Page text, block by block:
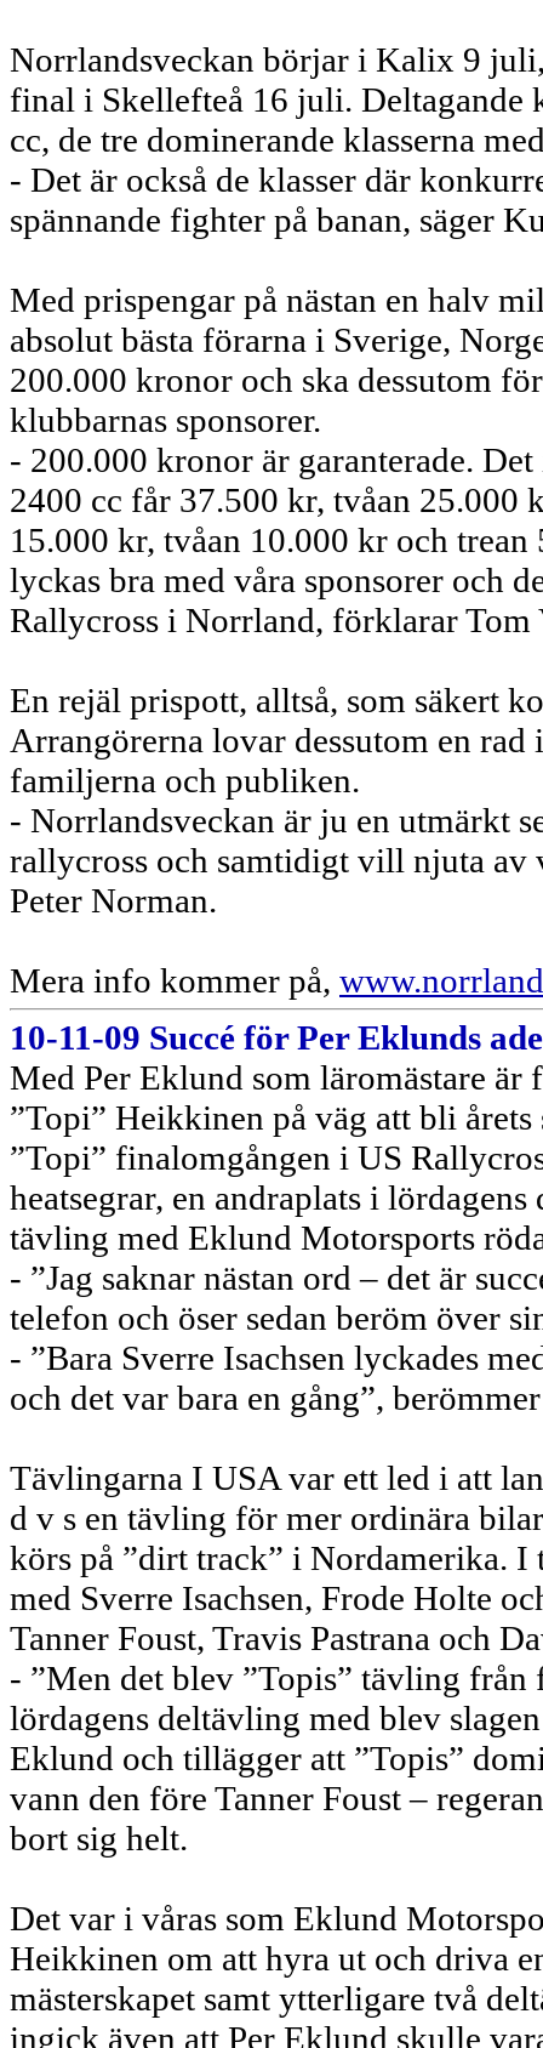
Norrlandsveckan börjar i Kalix 9
final i Skellefteå 16 juli. Deltagande
cc, de tre dominerande klasserna
- Det är också de klasser där
spännande fighter på banan, säger
Med prispengar på nästan en halv
absolut bästa förarna i Sverige,
200.000 kronor och ska dessutom
klubbarnas sponsorer.
- 200.000 kronor är garanterade.
2400 cc får 37.500 kr, tvåan 25.000
15.000 kr, tvåan 10.000 kr och
lyckas bra med våra sponsorer och
Rallycross i Norrland, förklarar Tom
En rejäl prispott, alltså, som säkert
Arrangörerna lovar dessutom en
familjerna och publiken.
- Norrlandsveckan är ju en utmärkt
rallycross och samtidigt vill njuta av
Peter Norman.
Mera info kommer på,
10-11-09 Succé för Per Eklunds
Med Per Eklund som läromästare
”Topi” Heikkinen på väg att bli
”Topi” finalomgången i US
heatsegrar, en andraplats i
tävling med Eklund Motorsports
- ”Jag saknar nästan ord – det är
telefon och öser sedan beröm över
- ”Bara Sverre Isachsen lyckades
och det var bara en gång”,
Tävlingarna I USA var ett led i att
d v s en tävling för mer ordinära
körs på ”dirt track” i Nordamerika. I
med Sverre Isachsen, Frode Holte
Tanner Foust, Travis Pastrana och
- ”Men det blev ”Topis” tävling
lördagens deltävling med blev
Eklund och tillägger att ”Topis”
vann den före Tanner Foust –
bort sig helt.
Det var i våras som Eklund
Heikkinen om att hyra ut och driva
mästerskapet samt ytterligare två
ingick även att Per Eklund skulle